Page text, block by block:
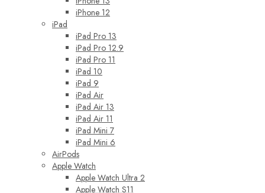
iPhone 12
iPad
iPad Pro 13
iPad Pro 12.9
iPad Pro 11
iPad 10
iPad 9
iPad Air
iPad Air 13
iPad Air 11
iPad Mini 7
iPad Mini 6
AirPods
Apple Watch
Apple Watch Ultra 2
Apple Watch S11